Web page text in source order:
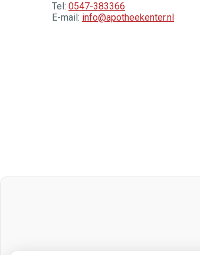
Tel: 0547-383366
E-mail: info@apotheekenter.nl